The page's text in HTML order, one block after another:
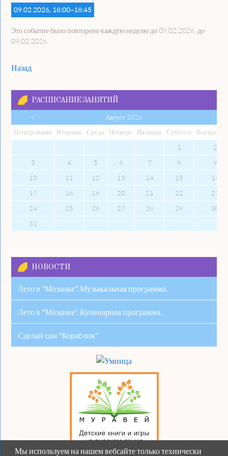
09.02.2026, 18:00–18:45
Это событие было повторено каждую неделю до 09.02.2026. до
09.02.2026.
Назад
РАСПИСАНИЕ ЗАНЯТИЙ
<
Август 2026
Понедельник Вторник Среда Четверг Пятница Суббота Вос
1
2
3
4 5 6 7 8
9
10
11 12 13 14 15
16
17
18 19 20 21 22
23
24
25 26 27 28 29
30
31
НОВОСТИ
Лето в "Мозаике". Музыкальная программа.
Лето в "Мозаике". Кулинарная программа.
Сделай сам "Кораблик"
Мы используем на нашем вебсайте только технически